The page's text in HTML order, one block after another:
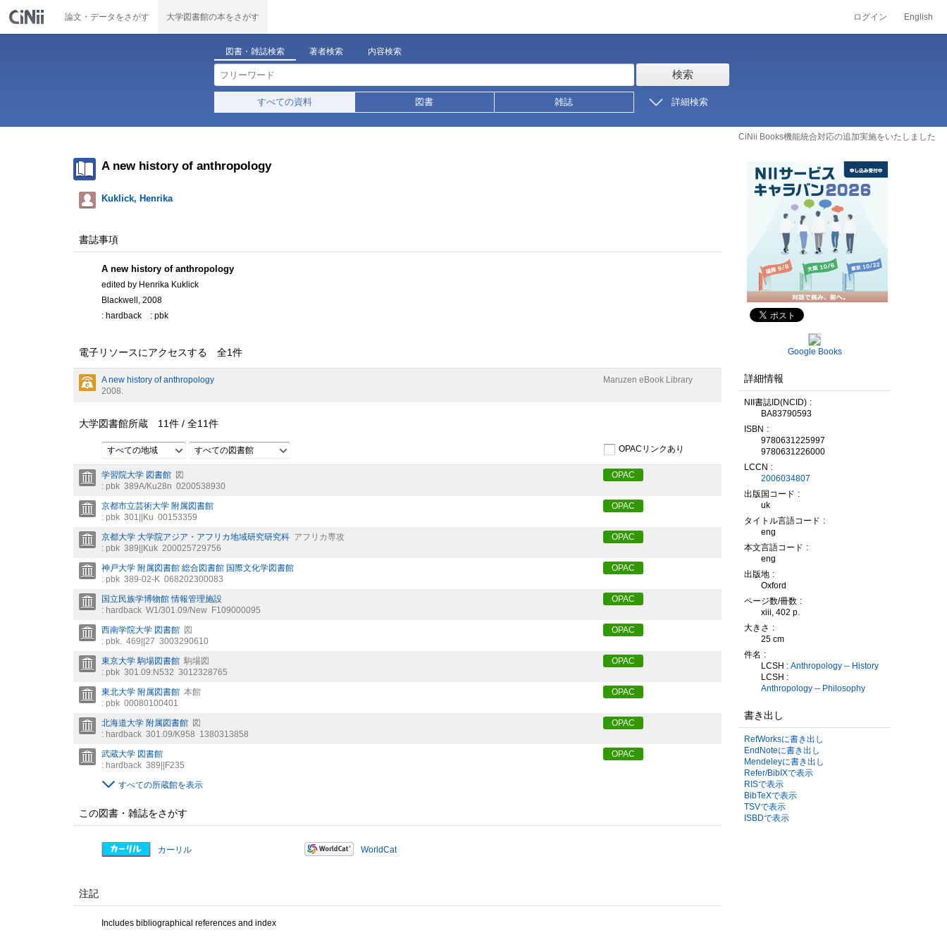
論文・データをさがす 大学図書館の本をさがす ログイン English
図書・雑誌検索 著者検索 内容検索
検索
すべての資料 図書 雑誌 詳細検索
CiNii Books機能統合対応の追加実施をいたしました
A new history of anthropology
Kuklick, Henrika
書誌事項
A new history of anthropology
edited by Henrika Kuklick
Blackwell, 2008
: hardback
: pbk
電子リソースにアクセスする 全1件
A new history of anthropology
2008.
Maruzen eBook Library
大学図書館所蔵 11件 / 全11件
すべての地域 すべての図書館 OPACリンクあり
学習院大学 図書館 図
: pbk 389A/Ku28n 0200538930
OPAC
京都市立芸術大学 附属図書館
: pbk 301||Ku 00153359
OPAC
京都大学 大学院アジア・アフリカ地域研究研究科 アフリカ専攻
: pbk 389||Kuk 200025729756
OPAC
神戸大学 附属図書館 総合図書館 国際文化学図書館
: pbk 389-02-K 068202300083
OPAC
国立民族学博物館 情報管理施設
: hardback W1/301.09/New F109000095
OPAC
西南学院大学 図書館 図
: pbk. 469||27 3003290610
OPAC
東京大学 駒場図書館 駒場図
: pbk 301.09:N532 3012328765
OPAC
東北大学 附属図書館 本館
: pbk 00080100401
OPAC
北海道大学 附属図書館 図
: hardback 301.09/K958 1380313858
OPAC
武蔵大学 図書館
: hardback 389||F235
OPAC
すべての所蔵館を表示
この図書・雑誌をさがす
カーリル WorldCat
注記
Includes bibliographical references and index
Google Books
詳細情報
NII書誌ID(NCID)
BA83790593
ISBN
9780631225997
9780631226000
LCCN
2006034807
出版国コード
uk
タイトル言語コード
eng
本文言語コード
eng
出版地
Oxford
ページ数/冊数
xiii, 402 p.
大きさ
25 cm
件名
LCSH : Anthropology -- History
LCSH :
Anthropology -- Philosophy
書き出し
RefWorksに書き出し
EndNoteに書き出し
Mendeleyに書き出し
Refer/BibIXで表示
RISで表示
BibTeXで表示
TSVで表示
ISBDで表示